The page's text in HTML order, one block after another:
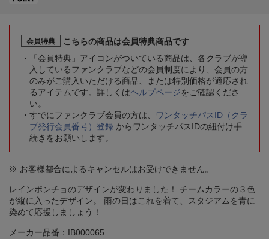
会員特典
こちらの商品は会員特典商品です
「会員特典」アイコンがついている商品は、各クラブが導
入しているファンクラブなどの会員制度により、会員の方
のみがご購入いただける商品、または特別価格が適応され
るアイテムです。詳しくはヘルプページをご確認くださ
い。
すでにファンクラブ会員の方は、
ワンタッチパスID（クラ
ブ発行会員番号）登録 からワンタッチパスIDの紐付け手
続きをお願いします。
※ お客様都合によるキャンセルはお受けできません。
レインポンチョのデザインが変わりました！ チームカラーの３色
が縦に入ったデザイン。 雨の日はこれを着て、スタジアムを青に
染めて応援しましょう！
メーカー品番：IB000065